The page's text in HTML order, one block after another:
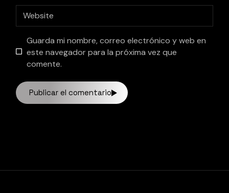
Guarda mi nombre, correo electrónico y web en
este navegador para la próxima vez que
comente.
Publicar el comentario